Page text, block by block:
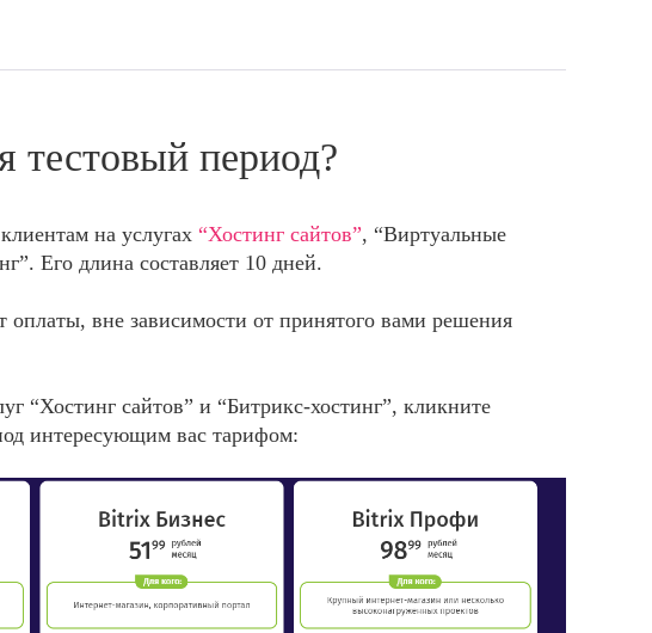
тестовый период?
на услугах “Хостинг сайтов”, “Виртуальные
Его длина составляет 10 дней.
оплаты, вне зависимости от принятого вами решения
“Хостинг сайтов” и “Битрикс-хостинг”, кликните
интересующим вас тарифом: